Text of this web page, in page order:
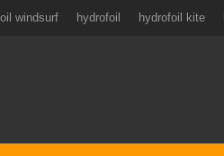
windsurf hydrofoil hydrofoil kite